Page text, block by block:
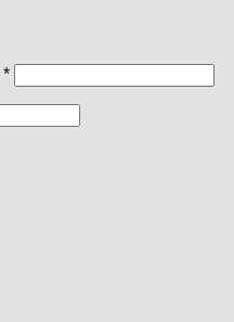
*Påkrævet